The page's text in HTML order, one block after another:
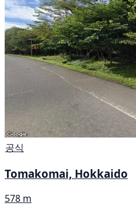
공식
Tomakomai, Hokkaido
578 m